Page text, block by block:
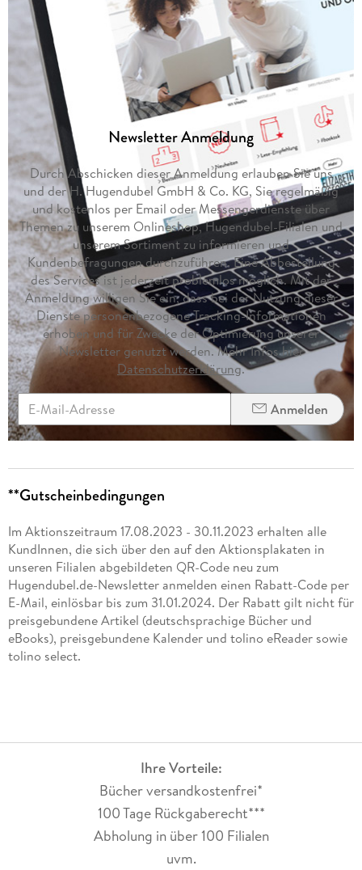
Newsletter Anmeldung
Durch Abschicken dieser Anmeldung erlauben Sie uns
und der H. Hugendubel GmbH & Co. KG, Sie regelmäßig
und kostenlos per Email oder Messengerdienste über
Themen zu unserem Onlineshop, Hugendubel-Filialen und
unserem Sortiment zu informieren und
Kundenbefragungen durchzuführen. Eine Abbestellung
des Services ist jederzeit problemlos möglich. Mit der
Anmeldung willigen Sie ein, dass bei der Nutzung dieser
Dienste personenbezogene Tracking-Informationen
erhoben und für Zwecke der Optimierung unserer
Newsletter genutzt werden. Mehr Infos hier
Datenschutzerklärung.
Anmelden
**Gutscheinbedingungen
Im Aktionszeitraum 17.08.2023 - 30.11.2023 erhalten alle
KundInnen, die sich über den auf den Aktionsplakaten in
unseren Filialen abgebildeten QR-Code neu zum
Hugendubel.de-Newsletter anmelden einen Rabatt-Code per
E-Mail, einlösbar bis zum 31.01.2024. Der Rabatt gilt nicht für
preisgebundene Artikel (deutschsprachige Bücher und
eBooks), preisgebundene Kalender und tolino eReader sowie
tolino select.
Ihre Vorteile:
Bücher versandkostenfrei*
100 Tage Rückgaberecht***
Abholung in über 100 Filialen
uvm.